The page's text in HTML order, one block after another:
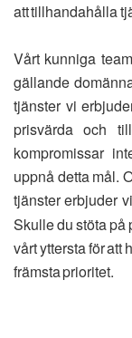
att tillhandahålla
Vårt kunniga
gällande
tjänster vi
prisvärda och
kompromissar
uppnå detta mål.
tjänster erbjuder
Skulle du stöta på
vårt yttersta för att
främsta prioritet.